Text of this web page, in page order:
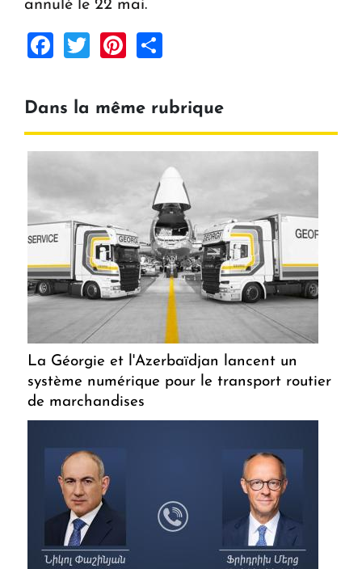
annulé le 22 mai.
Facebook
TwitterPinterest
Dans la même rubrique
La Géorgie et l'Azerbaïdjan lancent un
système numérique pour le transport routier
de marchandises